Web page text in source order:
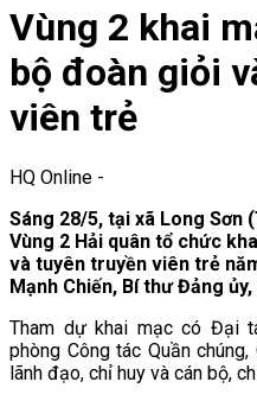
Vùng 2 khai
bộ đoàn giỏi
viên trẻ
HQ Online -
Sáng 28/5, tại xã Long Sơn
Vùng 2 Hải quân tổ chức
và tuyên truyền viên trẻ
Mạnh Chiến, Bí thư Đảng
Tham dự khai mạc có Đại
phòng Công tác Quần
lãnh đạo, chỉ huy và cán bộ,